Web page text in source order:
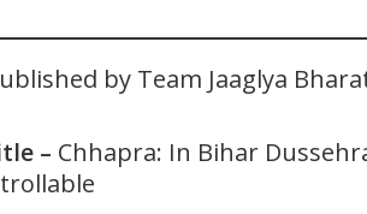
by Team Jaaglya
– Chhapra: In Bihar